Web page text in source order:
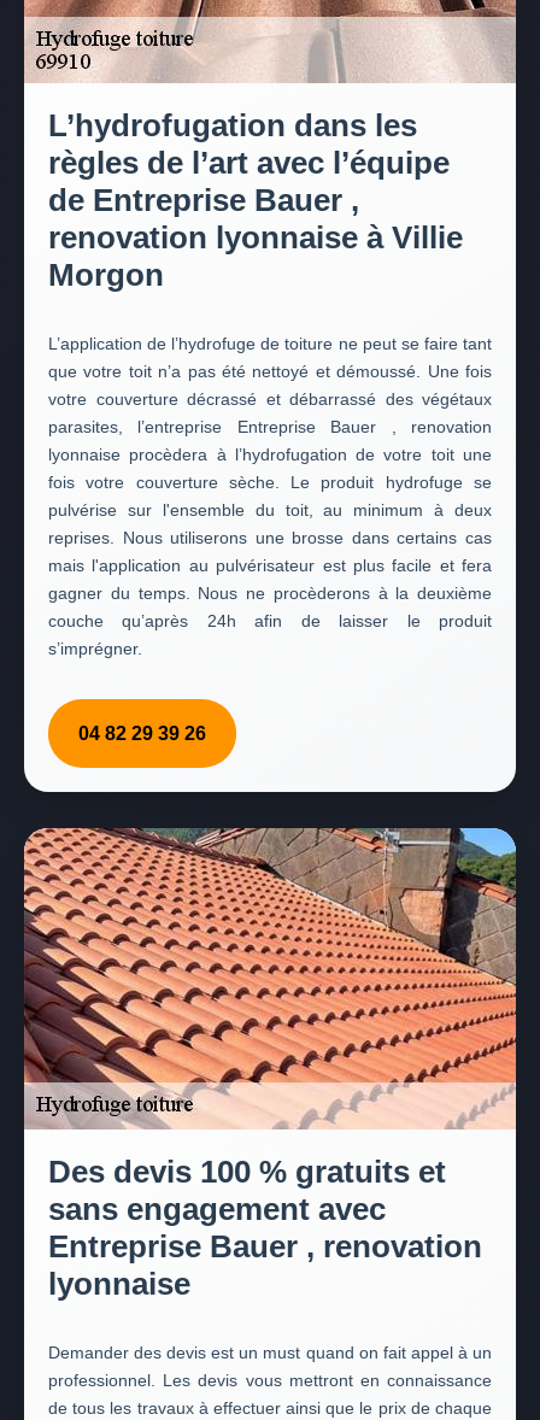
L’hydrofugation dans les
règles de l’art avec l’équipe
de Entreprise Bauer ,
renovation lyonnaise à Villie
Morgon
L’application de l’hydrofuge de toiture ne peut se faire tant
que votre toit n’a pas été nettoyé et démoussé. Une fois
votre couverture décrassé et débarrassé des végétaux
parasites, l’entreprise Entreprise Bauer , renovation
lyonnaise procèdera à l’hydrofugation de votre toit une
fois votre couverture sèche. Le produit hydrofuge se
pulvérise sur l'ensemble du toit, au minimum à deux
reprises. Nous utiliserons une brosse dans certains cas
mais l'application au pulvérisateur est plus facile et fera
gagner du temps. Nous ne procèderons à la deuxième
couche qu’après 24h afin de laisser le produit
s’imprégner.
04 82 29 39 26
Des devis 100 % gratuits et
sans engagement avec
Entreprise Bauer , renovation
lyonnaise
Demander des devis est un must quand on fait appel à un
professionnel. Les devis vous mettront en connaissance
de tous les travaux à effectuer ainsi que le prix de chaque